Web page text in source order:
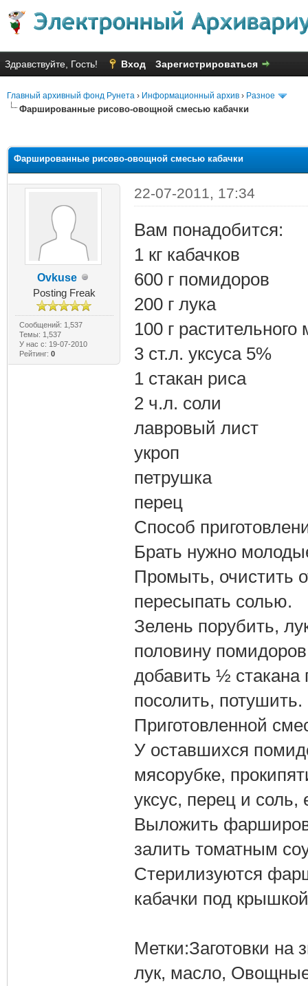
Здравствуйте, Гость! Вход Зарегистрироваться
Главный архивный фонд Рунета › Информационный архив › Разное
Фаршированные рисово-овощной смесью кабачки
Фаршированные рисово-овощной смесью кабачки
Ovkuse
Posting Freak
Сообщений: 1,537
Темы: 1,537
У нас с: 19-07-2010
Рейтинг: 0
22-07-2011, 17:34
Вам понадобится:
1 кг кабачков
600 г помидоров
200 г лука
100 г растительного
3 ст.л. уксуса 5%
1 стакан риса
2 ч.л. соли
лавровый лист
укроп
петрушка
перец
Способ
Брать нужно
Промыть, очистить
пересыпать солью.
Зелень порубить,
половину
добавить ½ стакана
посолить, потушить.
Приготовленной
У оставшихся
мясорубке,
уксус, перец и
Выложить
залить томатным
Стерилизуются
кабачки под
Метки:Заготовки на
лук, масло,